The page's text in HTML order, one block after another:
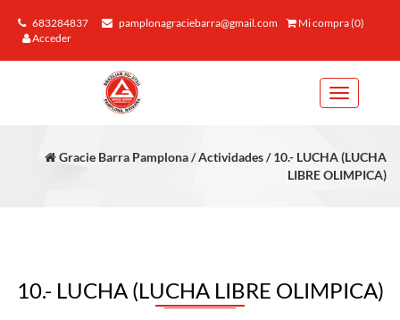
683284837 pamplonagraciebarra@gmail.com
Mi compra (0)
Acceder
Toggle
navigation
Gracie Barra Pamplona / Actividades / 10.- LUCHA (LUCHA
LIBRE OLIMPICA)
10.- LUCHA (LUCHA LIBRE OLIMPICA)